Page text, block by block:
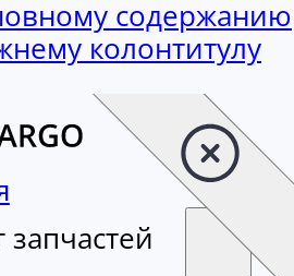
содержанию
колонтитулу
запчастей